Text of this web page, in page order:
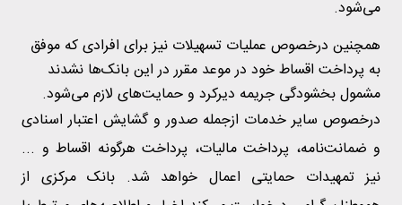
می‌شود.
همچنین درخصوص عملیات تسهیلات نیز برای افرادی که موفق
به پرداخت اقساط خود در موعد مقرر در این بانک‌ها نشدند
مشمول بخشودگی جریمه دیرکرد و حمایت‌های لازم می‌شود.
درخصوص سایر خدمات ازجمله صدور و گشایش اعتبار اسنادی
و ضمانت‌نامه، پرداخت مالیات، پرداخت هرگونه اقساط و ...
نیز تمهیدات حمایتی اعمال خواهد شد. بانک مرکزی از